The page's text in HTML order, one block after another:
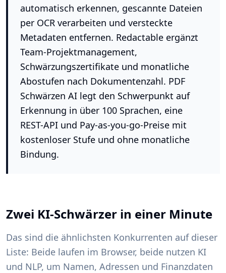
automatisch erkennen, gescannte Dateien
per OCR verarbeiten und versteckte
Metadaten entfernen. Redactable ergänzt
Team-Projektmanagement,
Schwärzungszertifikate und monatliche
Abostufen nach Dokumentenzahl. PDF
Schwärzen AI legt den Schwerpunkt auf
Erkennung in über 100 Sprachen, eine
REST-API und Pay-as-you-go-Preise mit
kostenloser Stufe und ohne monatliche
Bindung.
Zwei KI-Schwärzer in einer Minute
Das sind die ähnlichsten Konkurrenten auf dieser
Liste: Beide laufen im Browser, beide nutzen KI
und NLP, um Namen, Adressen und Finanzdaten